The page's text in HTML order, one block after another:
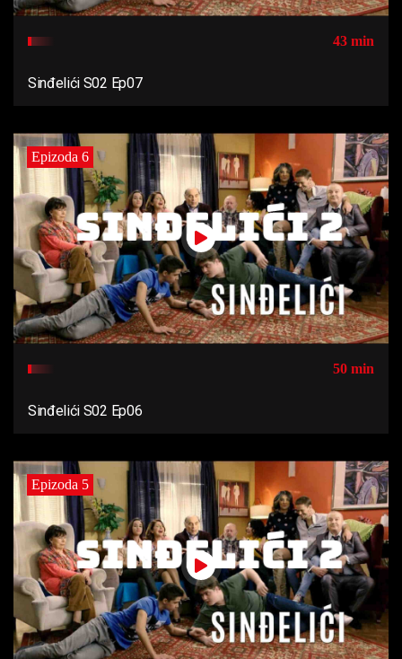
43 min
Sinđelići S02 Ep07
Epizoda 6
50 min
Sinđelići S02 Ep06
Epizoda 5